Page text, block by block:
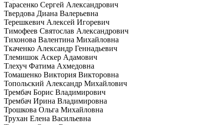
Тарасенко Сергей Александрович
Твердова Диана Валерьевна
Терешкевич Алексей Игоревич
Тимофеев Святослав Александрович
Тихонова Валентина Михайловна
Ткаченко Александр Геннадьевич
Тлемишок Аскер Адамович
Тлехуч Фатима Ахмедовна
Томашенко Виктория Викторовна
Топольский Александр Михайлович
Трембач Борис Владимирович
Трембач Ирина Владимировна
Трошкова Ольга Михайловна
Трухан Елена Васильевна